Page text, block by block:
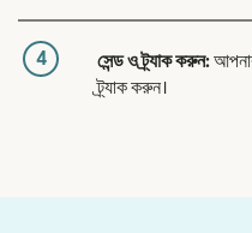
4 সেন্ড ও ট্র্যাক করুন:
ট্র্যাক করুন।